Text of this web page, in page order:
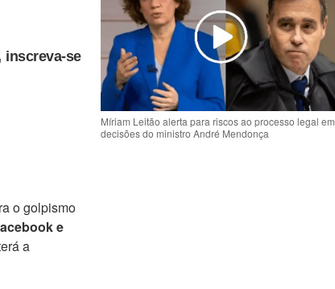
inscreva-se
o golpismo
e
a
Míriam Leitão alerta para riscos ao processo legal em
decisões do ministro André Mendonça